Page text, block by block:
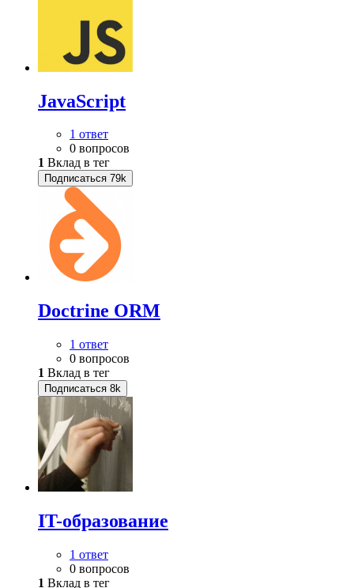
JavaScript
1 ответ
0 вопросов
1 Вклад в тег
Подписаться 79k
Doctrine ORM
1 ответ
0 вопросов
1 Вклад в тег
Подписаться 8k
IT-образование
1 ответ
0 вопросов
1 Вклад в тег